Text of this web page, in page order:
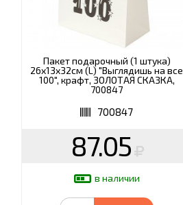
Пакет подарочный (1 штука)
26х13х32см (L) "Выглядишь на все
100", крафт, ЗОЛОТАЯ СКАЗКА,
700847
700847
87.05
в наличии